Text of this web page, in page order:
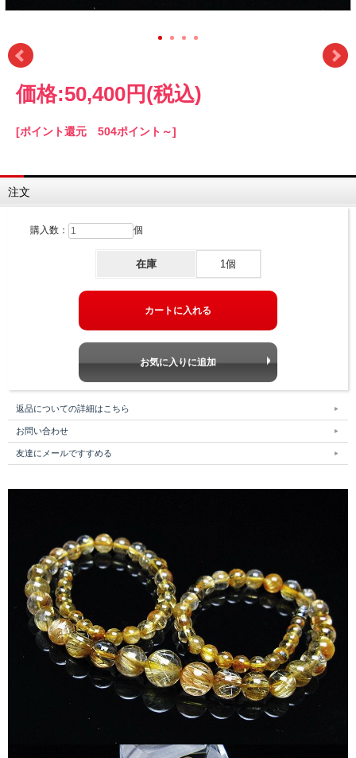
価格:50,400円 (税込)
[ポイント還元 504ポイント～]
注文
購入数： 個
在庫 1個
返品についての詳細はこちら
お問い合わせ
友達にメールですすめる